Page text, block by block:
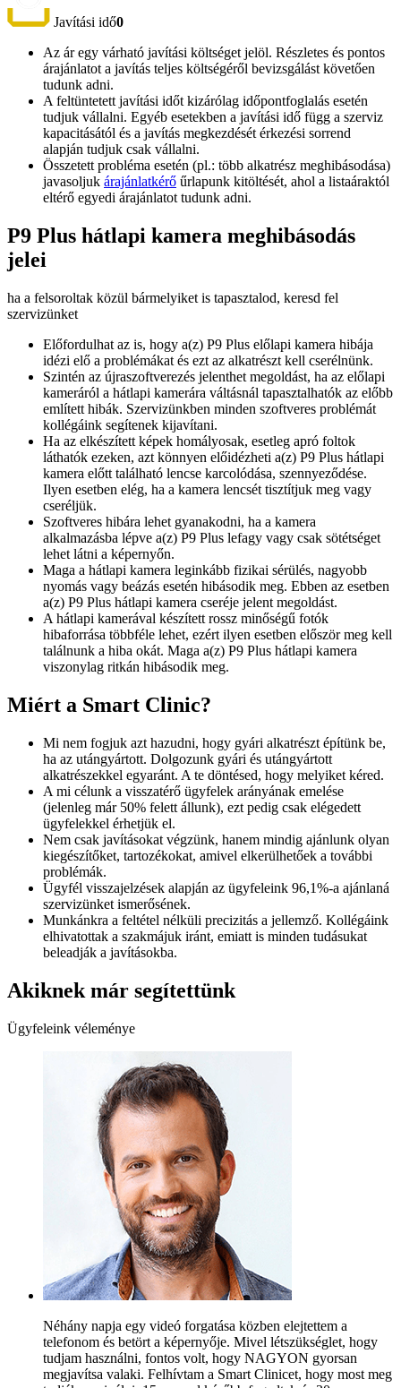
Javítási idő0
Az ár egy várható javítási költséget jelöl. Részletes és pontos
árajánlatot a javítás teljes költségéről bevizsgálást követően
tudunk adni.
A feltüntetett javítási időt kizárólag időpontfoglalás esetén
tudjuk vállalni. Egyéb esetekben a javítási idő függ a szerviz
kapacitásától és a javítás megkezdését érkezési sorrend
alapján tudjuk csak vállalni.
Összetett probléma esetén (pl.: több alkatrész meghibásodása)
javasoljuk árajánlatkérő űrlapunk kitöltését, ahol a listaáraktól
eltérő egyedi árajánlatot tudunk adni.
P9 Plus hátlapi kamera meghibásodás
jelei
ha a felsoroltak közül bármelyiket is tapasztalod, keresd fel
szervizünket
Előfordulhat az is, hogy a(z) P9 Plus előlapi kamera hibája
idézi elő a problémákat és ezt az alkatrészt kell cserélnünk.
Szintén az újraszoftverezés jelenthet megoldást, ha az előlapi
kameráról a hátlapi kamerára váltásnál tapasztalhatók az előbb
említett hibák. Szervizünkben minden szoftveres problémát
kollégáink segítenek kijavítani.
Ha az elkészített képek homályosak, esetleg apró foltok
láthatók ezeken, azt könnyen előidézheti a(z) P9 Plus hátlapi
kamera előtt található lencse karcolódása, szennyeződése.
Ilyen esetben elég, ha a kamera lencsét tisztítjuk meg vagy
cseréljük.
Szoftveres hibára lehet gyanakodni, ha a kamera
alkalmazásba lépve a(z) P9 Plus lefagy vagy csak sötétséget
lehet látni a képernyőn.
Maga a hátlapi kamera leginkább fizikai sérülés, nagyobb
nyomás vagy beázás esetén hibásodik meg. Ebben az esetben
a(z) P9 Plus hátlapi kamera cseréje jelent megoldást.
A hátlapi kamerával készített rossz minőségű fotók
hibaforrása többféle lehet, ezért ilyen esetben először meg kell
találnunk a hiba okát. Maga a(z) P9 Plus hátlapi kamera
viszonylag ritkán hibásodik meg.
Miért a Smart Clinic?
Mi nem fogjuk azt hazudni, hogy gyári alkatrészt építünk be,
ha az utángyártott. Dolgozunk gyári és utángyártott
alkatrészekkel egyaránt. A te döntésed, hogy melyiket kéred.
A mi célunk a visszatérő ügyfelek arányának emelése
(jelenleg már 50% felett állunk), ezt pedig csak elégedett
ügyfelekkel érhetjük el.
Nem csak javításokat végzünk, hanem mindig ajánlunk olyan
kiegészítőket, tartozékokat, amivel elkerülhetőek a további
problémák.
Ügyfél visszajelzések alapján az ügyfeleink 96,1%-a ajánlaná
szervizünket ismerősének.
Munkánkra a feltétel nélküli precizitás a jellemző. Kollégáink
elhivatottak a szakmájuk iránt, emiatt is minden tudásukat
beleadják a javításokba.
Akiknek már segítettünk
Ügyfeleink véleménye
Néhány napja egy videó forgatása közben elejtettem a
telefonom és betört a képernyője. Mivel létszükséglet, hogy
tudjam használni, fontos volt, hogy NAGYON gyorsan
megjavítsa valaki. Felhívtam a Smart Clinicet, hogy most meg